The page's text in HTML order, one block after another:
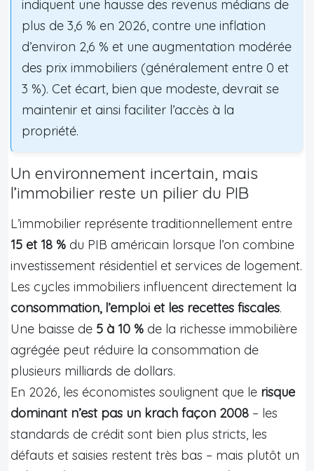
indiquent une hausse des revenus médians de
plus de 3,6 % en 2026, contre une inflation
d’environ 2,6 % et une augmentation modérée
des prix immobiliers (généralement entre 0 et
3 %). Cet écart, bien que modeste, devrait se
maintenir et ainsi faciliter l’accès à la
propriété.
Un environnement incertain, mais
l’immobilier reste un pilier du PIB
L’immobilier représente traditionnellement entre
15 et 18 % du PIB américain lorsque l’on combine
investissement résidentiel et services de logement.
Les cycles immobiliers influencent directement la
consommation, l’emploi et les recettes fiscales.
Une baisse de 5 à 10 % de la richesse immobilière
agrégée peut réduire la consommation de
plusieurs milliards de dollars.
En 2026, les économistes soulignent que le risque
dominant n’est pas un krach façon 2008 – les
standards de crédit sont bien plus stricts, les
défauts et saisies restent très bas – mais plutôt un